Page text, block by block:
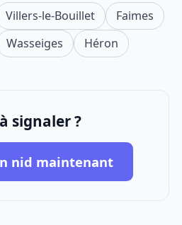
Villers-le-Bouillet
Faimes
Wasseiges Héron
signaler ?
nid maintenant